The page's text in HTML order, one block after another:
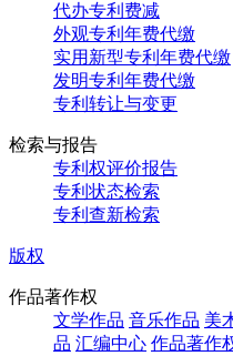
代办专利费减
外观专利年费代缴
实用新型专利年费代缴
发明专利年费代缴
专利转让与变更
检索与报告
专利权评价报告
专利状态检索
专利查新检索
版权
作品著作权
文学作品 音乐作品 美
品 汇编中心 作品著作